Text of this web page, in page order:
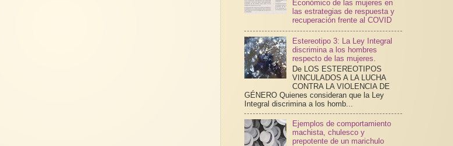
Económico de las mujeres en
las estrategias de respuesta y
recuperación frente al COVID
Estereotipo 3: La Ley Integral
discrimina a los hombres
respecto de las mujeres.
De LOS ESTEREOTIPOS
VINCULADOS A LA LUCHA
CONTRA LA VIOLENCIA DE
GÉNERO Quienes consideran que la Ley
Integral discrimina a los homb...
Ejemplos de comportamiento
machista, chulesco y
prepotente de un marichulo